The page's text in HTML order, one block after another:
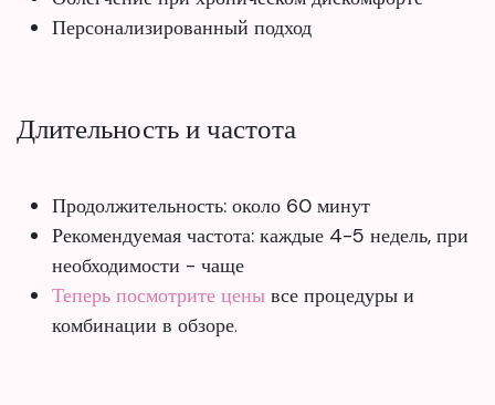
Персонализированный подход
Длительность и частота
Продолжительность: около 60 минут
Рекомендуемая частота: каждые 4-5 недель, при
необходимости - чаще
Теперь посмотрите цены все процедуры и
комбинации в обзоре.